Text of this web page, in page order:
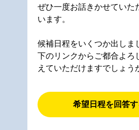
ぜひ一度お話きかせていた
います。
候補日程をいくつか出しま
下のリンクからご都合よろ
えていただけますでしょう
希望日程を回答す